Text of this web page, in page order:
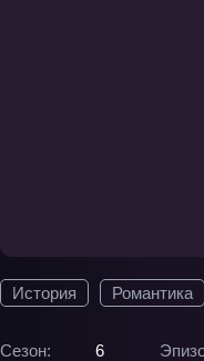
История Романтика
Сезон: 6